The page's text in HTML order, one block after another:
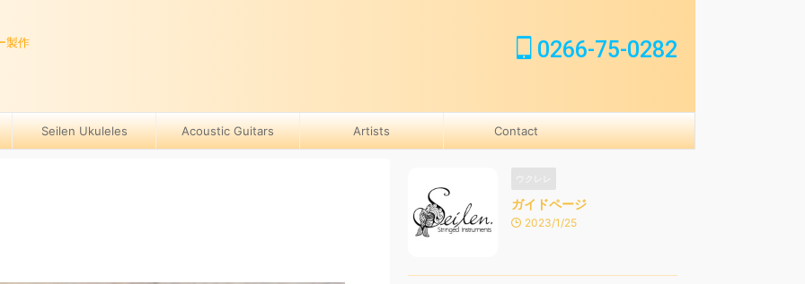
製作 0266-75-0282
Seilen Ukuleles Acoustic Guitars Artists Contact
ガイドページ
2023/1/25